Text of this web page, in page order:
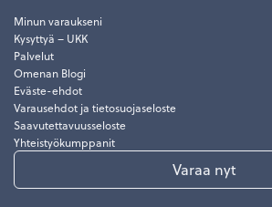
Minun varaukseni
Kysyttyä – UKK
Palvelut
Omenan Blogi
Eväste-ehdot
Varausehdot ja tietosuojaseloste
Saavutettavuusseloste
Yhteistyökumppanit
Varaa nyt